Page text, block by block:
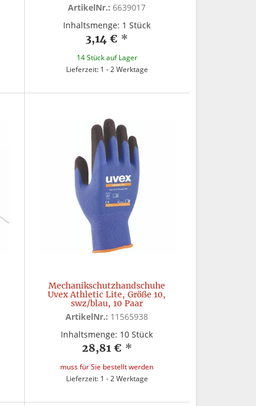
ArtikelNr.:6639017
Inhaltsmenge: 1 Stück
3,14 € *
14 Stück auf Lager
Lieferzeit: 1 - 2 Werktage
Mechanikschutzhandschuhe
Uvex Athletic Lite, Größe 10,
swz/blau, 10 Paar
ArtikelNr.: 11565938
Inhaltsmenge: 10 Stück
28,81 € *
muss für Sie bestellt werden
Lieferzeit: 1 - 2 Werktage